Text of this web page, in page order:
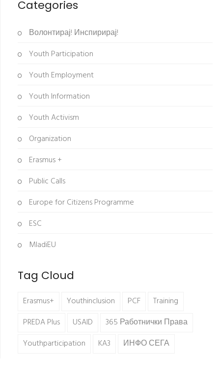
Categories
Волонтирај! Инспирирај!
Youth Participation
Youth Employment
Youth Information
Youth Activism
Organization
Erasmus +
Public Calls
Europe for Citizens Programme
ESC
MladiEU
Tag Cloud
Erasmus+ Youthinclusion PCF
Training
PREDA Plus
USAID
365 Работнички Права
Youthparticipation
KA3 ИНФО СЕГА